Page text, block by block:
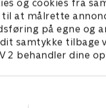
og cookies fra
til at målrette
på egne og
samtykke tilbage
2 behandler dine